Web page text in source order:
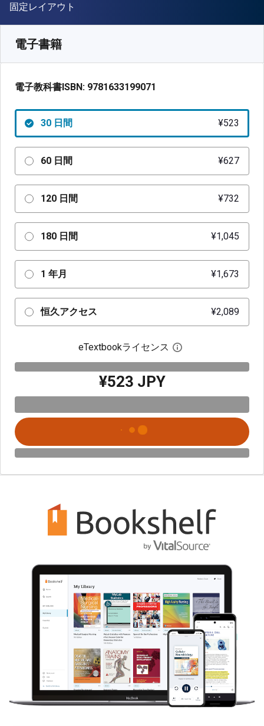
形式
固定レイアウト
電子書籍
電子教科書ISBN: 9781633199071
30 日間 ¥523
60 日間 ¥627
120 日間 ¥732
180 日間 ¥1,045
1 年月 ¥1,673
恒久アクセス ¥2,089
eTextbookライセンス デジタルライセン
¥523 JPY